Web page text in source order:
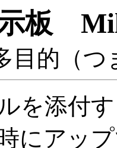
板
目的（つ
を添付
にアッ